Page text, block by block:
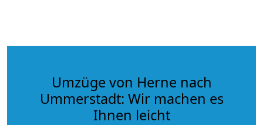
Umzüge von Herne nach
Ummerstadt: Wir machen es
Ihnen leicht